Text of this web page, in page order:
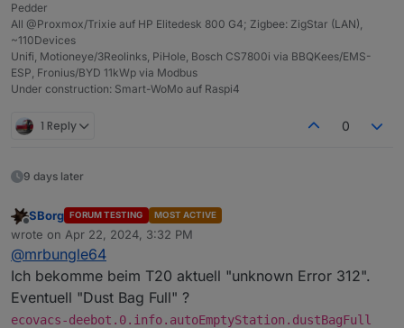
Pedder
All @Proxmox/Trixie auf HP Elitedesk 800 G4; Zigbee: ZigStar (LAN),
~110Devices
Unifi, Motioneye/3Reolinks, PiHole, Bosch CS7800i via BBQKees/EMS-
ESP, Fronius/BYD 11kWp via Modbus
Under construction: Smart-WoMo auf Raspi4
1 Reply 0
9 days later
Offline
SBorg FORUM TESTING MOST ACTIVE
wrote on Apr 22, 2024, 3:32 PM
last edited by
@mrbungle64
Ich bekomme beim T20 aktuell "unknown Error 312".
Eventuell "Dust Bag Full" ?
ecovacs-deebot.0.info.autoEmptyStation.dustBagFull